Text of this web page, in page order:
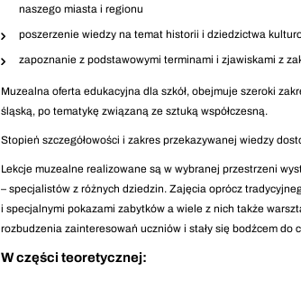
naszego miasta i regionu
poszerzenie wiedzy na temat historii i dziedzictwa
zapoznanie z podstawowymi terminami i zjawiskami z
Muzealna oferta edukacyjna dla szkół, obejmuje szeroki
śląską, po tematykę związaną ze sztuką współczesną.
Stopień szczegółowości i zakres przekazywanej wiedzy
Lekcje muzealne realizowane są w wybranej przestrzeni
– specjalistów z różnych dziedzin. Zajęcia oprócz
i specjalnymi pokazami zabytków a wiele z nich także
rozbudzenia zainteresowań uczniów i stały się bodźcem do
W części teoretycznej: